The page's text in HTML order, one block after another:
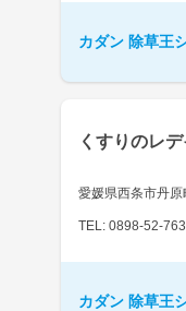
カダン 除草王
くすりのレ
愛媛県西条市丹原
TEL: 0898-52-
カダン 除草王